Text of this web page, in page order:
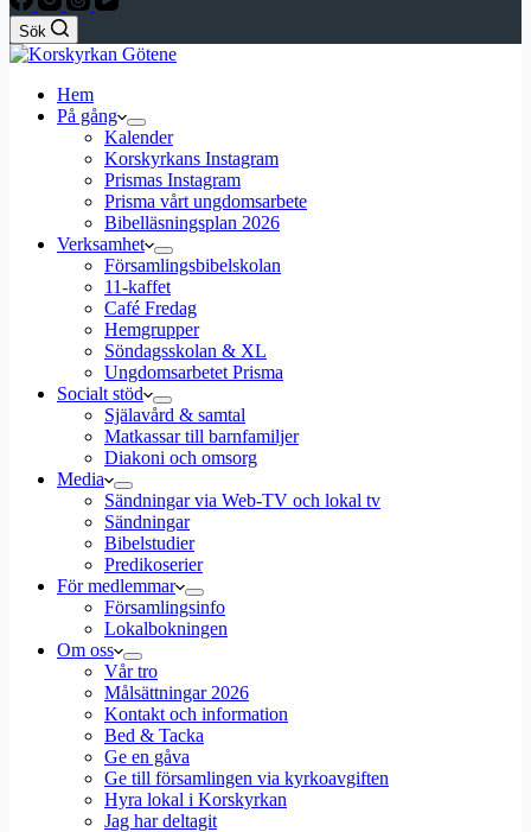
Sök
Hem
På gång
Kalender
Korskyrkans Instagram
Prismas Instagram
Prisma vårt ungdomsarbete
Bibelläsningsplan 2026
Verksamhet
Församlingsbibelskolan
11-kaffet
Café Fredag
Hemgrupper
Söndagsskolan & XL
Ungdomsarbetet Prisma
Socialt stöd
Själavård & samtal
Matkassar till barnfamiljer
Diakoni och omsorg
Media
Sändningar via Web-TV och lokal tv
Sändningar
Bibelstudier
Predikoserier
För medlemmar
Församlingsinfo
Lokalbokningen
Om oss
Vår tro
Målsättningar 2026
Kontakt och information
Bed & Tacka
Ge en gåva
Ge till församlingen via kyrkoavgiften
Hyra lokal i Korskyrkan
Jag har deltagit